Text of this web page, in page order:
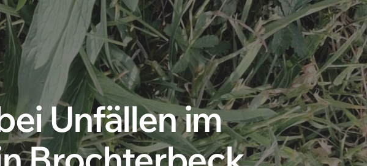
Unfällen im